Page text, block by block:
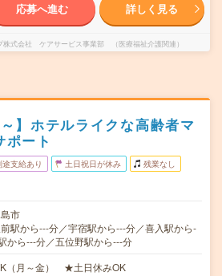
応募へ進む 詳しく見る
株式会社 ケアサービス事業部 （医療福祉介護関連）
】ホテルライクな高齢者マ
ポート
途支給あり 土日祝日が休み 残業なし
市
駅から---分／宇宿駅から---分／喜入駅から-
から---分／五位野駅から---分
（月～金） ★土日休みOK